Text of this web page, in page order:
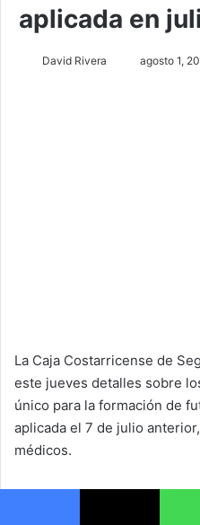
aplicada en
David Rivera
Sendagosto 1,
La Caja Costarricense de
este jueves detalles sobre
único para la formación de
aplicada el 7 de julio
médicos.
Según indicó la cartera, en